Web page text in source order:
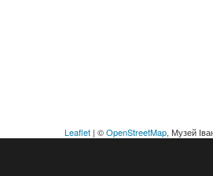
Leaflet | ©OpenStreetMap, Музей